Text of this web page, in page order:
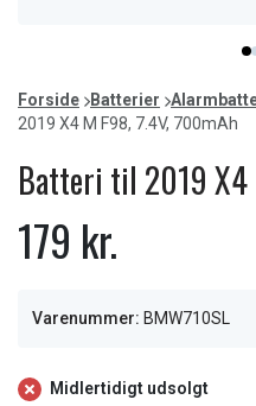
0
of
5
Forside Batterier
2019 X4 M F98, 7.4V, 700mAh
Batteri til 2019 X4
179 kr.
Varenummer: BMW710SL
Midlertidigt udsolgt